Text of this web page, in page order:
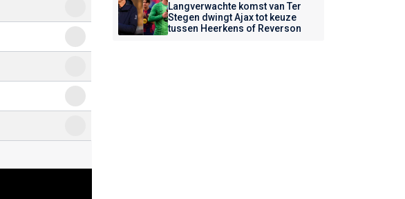
Langverwachte komst van Ter
Stegen dwingt Ajax tot keuze
tussen Heerkens of Reverson